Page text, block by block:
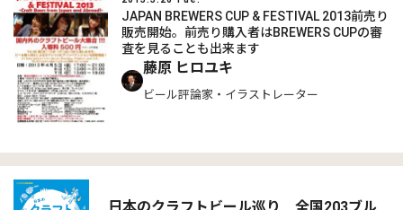
JAPAN BREWERS CUP & FESTIVAL 2013前売り
販売開始。前売り購入者はBREWERS CUPの審
査を見ることも出来ます
藤原 ヒロユキ
ビール評論家・イラストレーター